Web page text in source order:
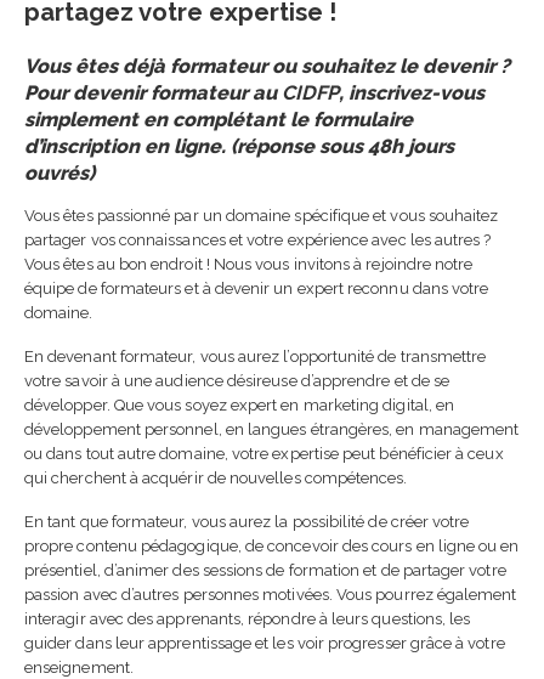
partagez votre expertise !
Vous êtes déjà formateur ou souhaitez le devenir ?
Pour devenir formateur au CIDFP, inscrivez-vous
simplement en complétant le formulaire
d’inscription en ligne. (réponse sous 48h jours
ouvrés)
Vous êtes passionné par un domaine spécifique et vous souhaitez
partager vos connaissances et votre expérience avec les autres ?
Vous êtes au bon endroit ! Nous vous invitons à rejoindre notre
équipe de formateurs et à devenir un expert reconnu dans votre
domaine.
En devenant formateur, vous aurez l’opportunité de transmettre
votre savoir à une audience désireuse d’apprendre et de se
développer. Que vous soyez expert en marketing digital, en
développement personnel, en langues étrangères, en management
ou dans tout autre domaine, votre expertise peut bénéficier à ceux
qui cherchent à acquérir de nouvelles compétences.
En tant que formateur, vous aurez la possibilité de créer votre
propre contenu pédagogique, de concevoir des cours en ligne ou en
présentiel, d’animer des sessions de formation et de partager votre
passion avec d’autres personnes motivées. Vous pourrez également
interagir avec des apprenants, répondre à leurs questions, les
guider dans leur apprentissage et les voir progresser grâce à votre
enseignement.